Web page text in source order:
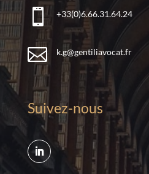
 +33(0)6.66.31.64.24
 k.g@gentiliavocat.fr
Suivez-nous